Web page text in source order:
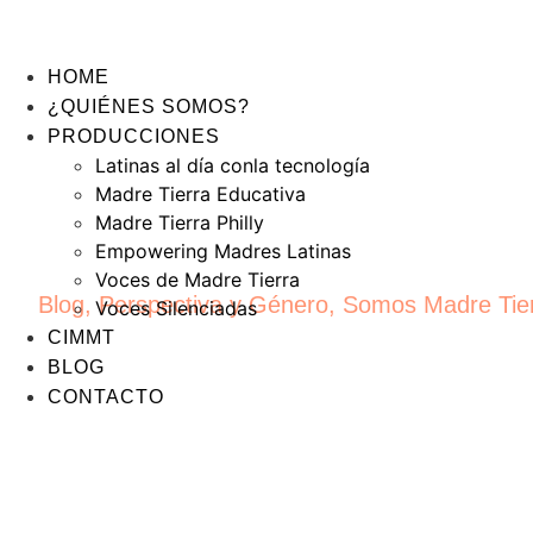
HOME
¿QUIÉNES SOMOS?
PRODUCCIONES
Latinas al día conla tecnología
Madre Tierra Educativa
Madre Tierra Philly
Empowering Madres Latinas
Voces de Madre Tierra
Voces Silenciadas
CIMMT
BLOG
CONTACTO
Blog,Perspectiva y Género, Somos Madre